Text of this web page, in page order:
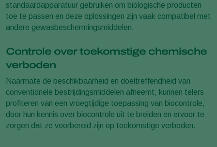
standaardapparatuur gebruiken om biologische producten
toe te passen en deze oplossingen zijn vaak compatibel met
andere gewasbeschermingsmiddelen.
Controle over toekomstige chemische
verboden
Naarmate de beschikbaarheid en doeltreffendheid van
conventionele bestrijdingsmiddelen afneemt, kunnen telers
profiteren van een vroegtijdige toepassing van biocontrole,
door hun kennis over biocontrole uit te breiden en ervoor te
zorgen dat ze voorbereid zijn op toekomstige verboden.